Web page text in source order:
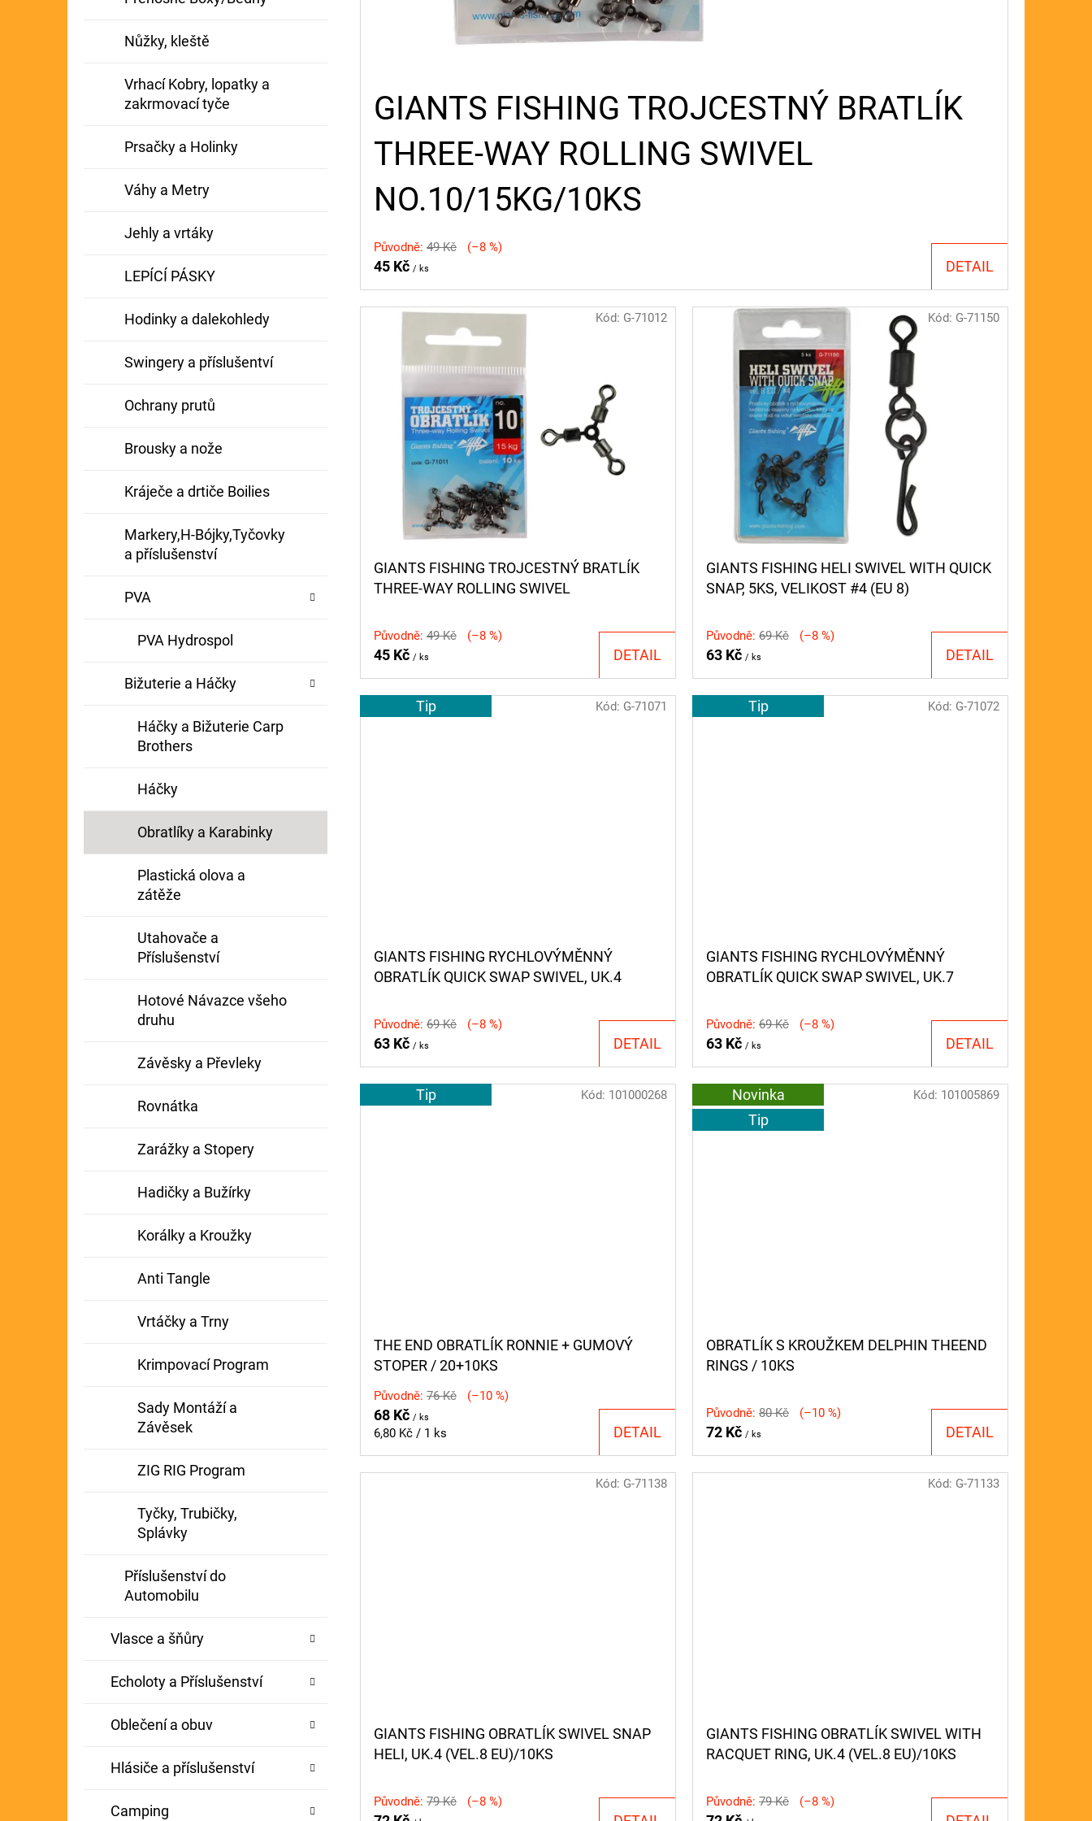
Nůžky, kleště
Vrhací Kobry, lopatky a
zakrmovací tyče
Prsačky a Holinky
Váhy a Metry
Jehly a vrtáky
LEPÍCÍ PÁSKY
Hodinky a dalekohledy
Swingery a příslušentví
Ochrany prutů
Brousky a nože
Kráječe a drtiče Boilies
Markery,H-Bójky,Tyčovky
a příslušenství
PVA
PVA Hydrospol
Bižuterie a Háčky
Háčky a Bižuterie Carp
Brothers
Háčky
Obratlíky a Karabinky
Plastická olova a
zátěže
Utahovače a
Příslušenství
Hotové Návazce všeho
druhu
Závěsky a Převleky
Rovnátka
Zarážky a Stopery
Hadičky a Bužírky
Korálky a Kroužky
Anti Tangle
Vrtáčky a Trny
Krimpovací Program
Sady Montáží a
Závěsek
ZIG RIG Program
Tyčky, Trubičky,
Splávky
Příslušenství do
Automobilu
Vlasce a šňůry
Echoloty a Příslušenství
Oblečení a obuv
Hlásiče a příslušenství
Camping
GIANTS FISHING TROJCESTNÝ BRATLÍK
THREE-WAY ROLLING SWIVEL
NO.10/15KG/10KS
Původně: 49 Kč (–8 %)
45 Kč / ks DETAIL
GIANTS FISHING TROJCESTNÝ BRATLÍK
THREE-WAY ROLLING SWIVEL
Původně: 49 Kč (–8 %)
45 Kč / ks DETAIL
Kód: G-71012
GIANTS FISHING HELI SWIVEL WITH QUICK
SNAP, 5KS, VELIKOST #4 (EU 8)
Původně: 69 Kč (–8 %)
63 Kč / ks DETAIL
Kód: G-71150
Tip
GIANTS FISHING RYCHLOVÝMĚNNÝ
OBRATLÍK QUICK SWAP SWIVEL, UK.4
Původně: 69 Kč (–8 %)
63 Kč / ks DETAIL
Kód: G-71071 Tip
GIANTS FISHING RYCHLOVÝMĚNNÝ
OBRATLÍK QUICK SWAP SWIVEL, UK.7
Původně: 69 Kč (–8 %)
63 Kč / ks DETAIL
Kód: G-71072
Tip
THE END OBRATLÍK RONNIE + GUMOVÝ
STOPER / 20+10KS
Původně: 76 Kč (–10 %)
68 Kč / ks
Měrná
6,80 Kč / 1 ks DETAIL
Kód: 101000268
Novinka
Tip
OBRATLÍK S KROUŽKEM DELPHIN THEEND
RINGS / 10KS
Původně: 80 Kč (–10 %)
72 Kč / ks DETAIL
Kód: 101005869
GIANTS FISHING OBRATLÍK SWIVEL SNAP
HELI, UK.4 (VEL.8 EU)/10KS
Původně: 79 Kč (–8 %)
Kód: G-71138
GIANTS FISHING OBRATLÍK SWIVEL WITH
RACQUET RING, UK.4 (VEL.8 EU)/10KS
Původně: 79 Kč (–8 %)
Kód: G-71133